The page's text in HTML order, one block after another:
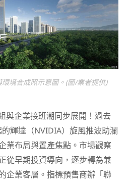
境合成照示意圖。(圖/業者提供)
與企業接班潮同步展開！過去
輝達（NVIDIA）旋風推波助瀾
業布局與置產焦點。市場觀察
從早期投資導向，逐步轉為兼
企業客層。指標預售商辦「聯